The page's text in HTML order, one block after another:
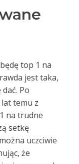
top 1 na
jest taka,
Po
temu z
na trudne
setkę
uczciwie
że